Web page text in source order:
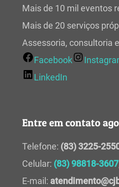
Mais de 10 mil eventos
Mais de 20 serviços
Assessoria, consultoria
Facebook
LinkedIn
Entre em contato
Telefone: (83) 3225-
Celular: (83) 98818-3607
E-mail: